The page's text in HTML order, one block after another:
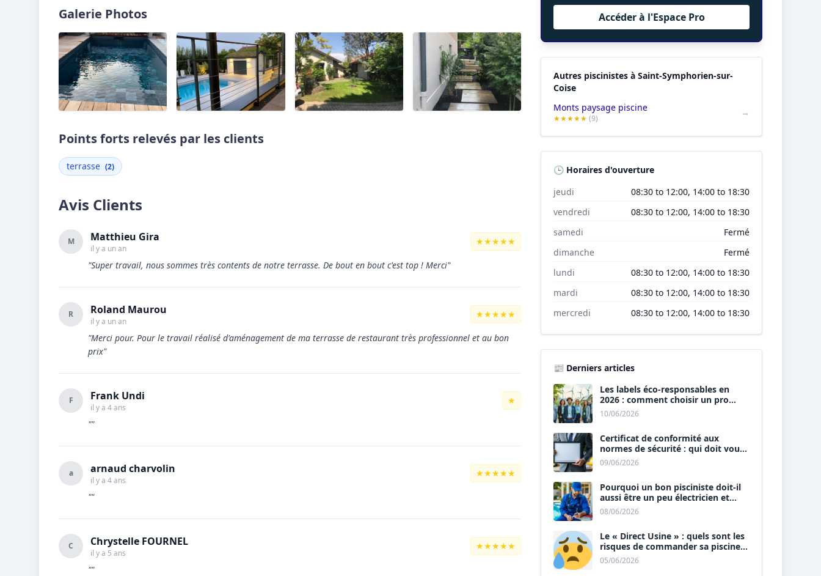
Galerie Photos
Points forts relevés par les clients
terrasse (2)
Avis Clients
M Matthieu Gira
il y a un an
★★★★★
"Super travail, nous sommes très contents de notre terrasse. De bout en bout c'est top ! Merci"
R Roland Maurou
il y a un an
★★★★★
"Merci pour. Pour le travail réalisé d'aménagement de ma terrasse de restaurant très professionnel et au bon
prix"
F Frank Undi
il y a 4 ans
★
""
a arnaud charvolin
il y a 4 ans
★★★★★
""
C Chrystelle FOURNEL
il y a 5 ans
★★★★★
""
Accéder à l'Espace Pro
Autres piscinistes à Saint-Symphorien-sur-
Coise
Monts paysage piscine
★★★★★(9)
→
🕒 Horaires d'ouverture
jeudi
08:30 to 12:00, 14:00 to 18:30
vendredi
08:30 to 12:00, 14:00 to 18:30
samedi
Fermé
dimanche
Fermé
lundi
08:30 to 12:00, 14:00 to 18:30
mardi
08:30 to 12:00, 14:00 to 18:30
mercredi
08:30 to 12:00, 14:00 to 18:30
📰 Derniers articles
Les labels éco-responsables en
2026 : comment choisir un pro
« vert » ?
10/06/2026
Certificat de conformité aux
normes de sécurité : qui doit vous
le délivrer ?
09/06/2026
Pourquoi un bon pisciniste doit-il
aussi être un peu électricien et
plombier ?
08/06/2026
Le « Direct Usine » : quels sont les
risques de commander sa piscine
sans installateur ?
05/06/2026